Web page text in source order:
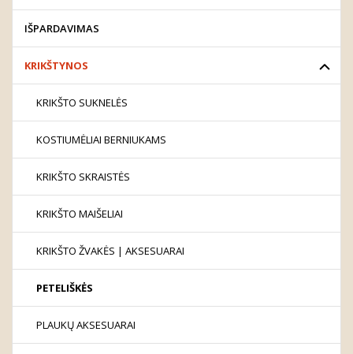
IŠPARDAVIMAS
KRIKŠTYNOS
KRIKŠTO SUKNELĖS
KOSTIUMĖLIAI BERNIUKAMS
KRIKŠTO SKRAISTĖS
KRIKŠTO MAIŠELIAI
KRIKŠTO ŽVAKĖS | AKSESUARAI
PETELIŠKĖS
PLAUKŲ AKSESUARAI